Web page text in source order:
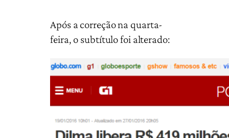
Após a correção na quarta-
feira, o subtítulo foi alterado: